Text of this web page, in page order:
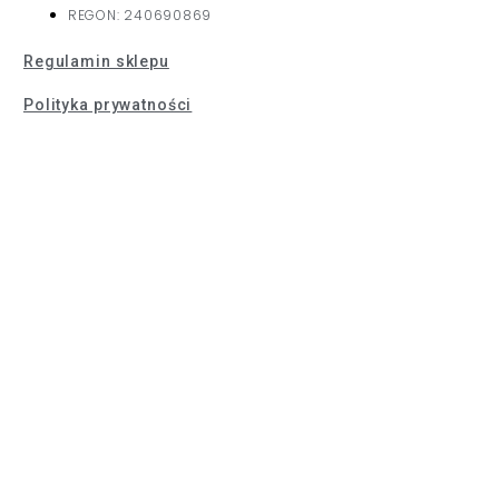
REGON: 240690869
Regulamin sklepu
Polityka prywatności